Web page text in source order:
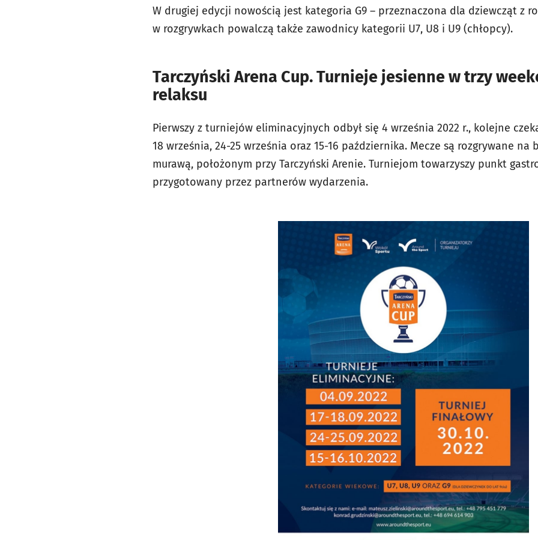
W drugiej edycji nowością jest kategoria G9 – przeznaczona dla dziewcząt z
w rozgrywkach powalczą także zawodnicy kategorii U7, U8 i U9 (chłopcy).
Tarczyński Arena Cup. Turnieje jesienne w trzy
relaksu
Pierwszy z turniejów eliminacyjnych odbył się 4 września 2022 r., kolejne
18 września, 24-25 września oraz 15-16 października. Mecze są rozgrywane na
murawą, położonym przy Tarczyński Arenie. Turniejom towarzyszy punkt
przygotowany przez partnerów wydarzenia.